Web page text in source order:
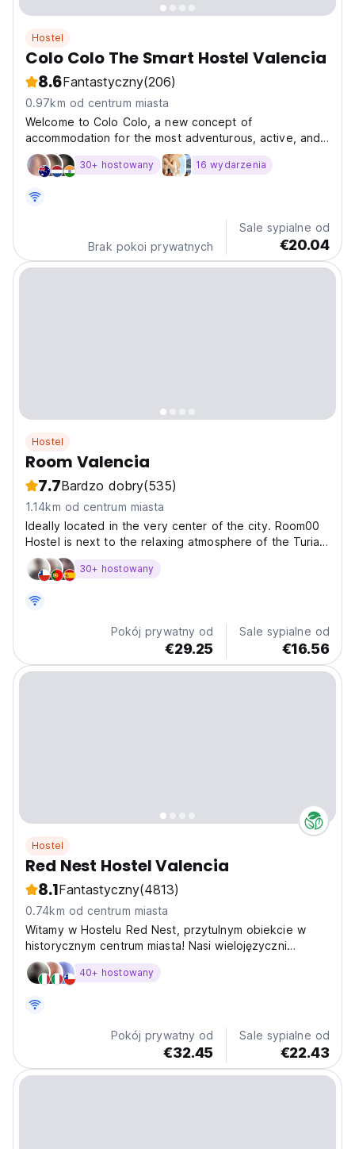
Hostel
Colo Colo The Smart Hostel Valencia
8.6Fantastyczny(206)
0.97km od centrum miasta
Welcome to Colo Colo, a new concept of
accommodation for the most adventurous, active, and
respectful travelers. If you're looking to feel like a
local, experience the culture, and share the journey
30+ hostowany 16 wydarzenia
Brak pokoi prywatnych
Sale sypialne od
€20.04
Hostel
Room Valencia
7.7Bardzo dobry(535)
1.14km od centrum miasta
Ideally located in the very center of the city. Room00
Hostel is next to the relaxing atmosphere of the Turia
Gardens, to the Valencia Cathedral, and very
convenient to the restaurants and cafeterias with
ideal...
30+ hostowany
Pokój prywatny od
€29.25
Sale sypialne od
€16.56
Hostel
Red Nest Hostel Valencia
8.1Fantastyczny(4813)
0.74km od centrum miasta
Witamy w Hostelu Red Nest, przytulnym obiekcie w
historycznym centrum miasta! Nasi wielojęzyczni
pracownicy
40+ hostowany
Pokój prywatny od
€32.45
Sale sypialne od
€22.43